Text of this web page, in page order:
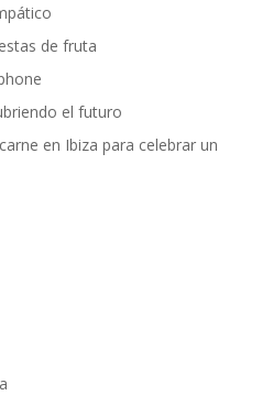
de fruta
el futuro
en Ibiza para celebrar un